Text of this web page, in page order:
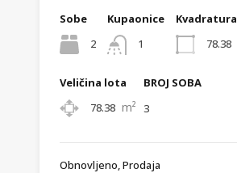
Sobe
2
Kupaonice
1
Kvadratura
78.38
Veličina lota
78.38 m²
BROJ SOBA
3
Obnovljeno, Prodaja